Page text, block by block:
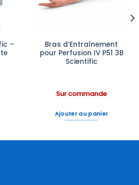
–
Bras d’Entraînement
pour Perfusion IV P51 3B
Scientific
Sur commande
Ajouter au panier